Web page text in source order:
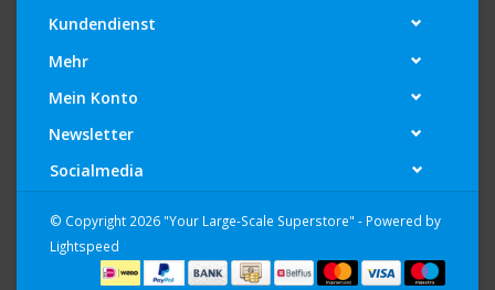
Kundendienst
Mehr
Mein Konto
Newsletter
Socialmedia
© Copyright 2026 "Your Large-Scale Superstore" - Powered by
Lightspeed